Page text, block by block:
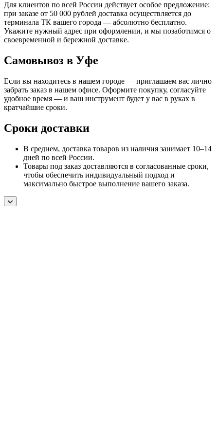
Для клиентов по всей России действует особое предложение:
при заказе от 50 000 рублей доставка осуществляется до
терминала ТК вашего города — абсолютно бесплатно.
Укажите нужный адрес при оформлении, и мы позаботимся о
своевременной и бережной доставке.
Самовывоз в Уфе
Если вы находитесь в нашем городе — приглашаем вас лично
забрать заказ в нашем офисе. Оформите покупку, согласуйте
удобное время — и ваш инструмент будет у вас в руках в
кратчайшие сроки.
Сроки доставки
В среднем, доставка товаров из наличия занимает 10–14
дней по всей России.
Товары под заказ доставляются в согласованные сроки,
чтобы обеспечить индивидуальный подход и
максимально быстрое выполнение вашего заказа.